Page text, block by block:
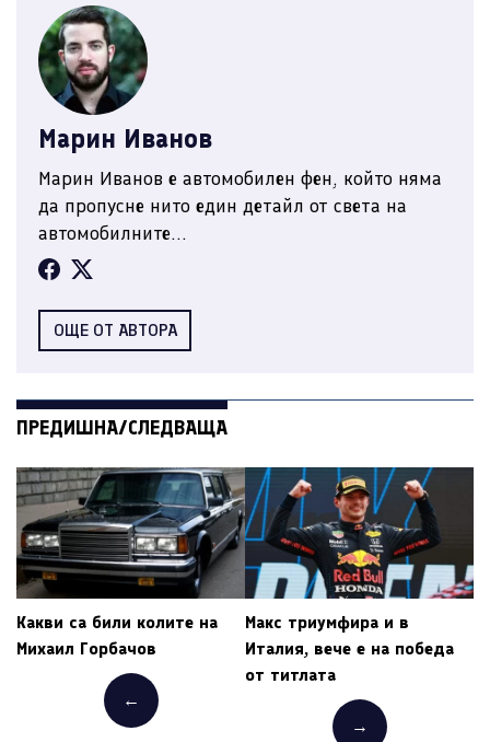
Марин Иванов
Марин Иванов е автомобилен фен, който няма
да пропусне нито един детайл от света на
автомобилните...
ОЩЕ ОТ АВТОРА
ПРЕДИШНА/СЛЕДВАЩА
Какви са били колите на
Михаил Горбачов
←
Макс триумфира и в
Италия, вече е на победа
от титлата
→